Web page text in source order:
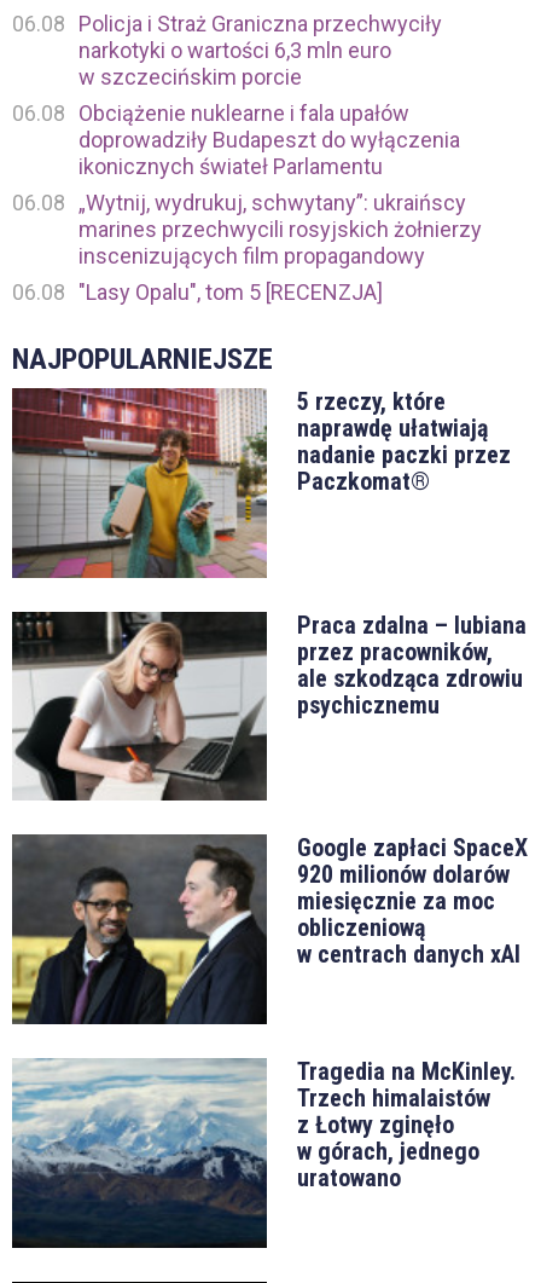
06.08
Policja i Straż Graniczna przechwyciły
narkotyki o wartości 6,3 mln euro
w szczecińskim porcie
06.08
Obciążenie nuklearne i fala upałów
doprowadziły Budapeszt do wyłączenia
ikonicznych świateł Parlamentu
06.08
„Wytnij, wydrukuj, schwytany”: ukraińscy
marines przechwycili rosyjskich żołnierzy
inscenizujących film propagandowy
06.08
"Lasy Opalu", tom 5 [RECENZJA]
NAJPOPULARNIEJSZE
5 rzeczy, które
naprawdę ułatwiają
nadanie paczki przez
Paczkomat®
Praca zdalna – lubiana
przez pracowników,
ale szkodząca zdrowiu
psychicznemu
Google zapłaci SpaceX
920 milionów dolarów
miesięcznie za moc
obliczeniową
w centrach danych xAI
Tragedia na McKinley.
Trzech himalaistów
z Łotwy zginęło
w górach, jednego
uratowano